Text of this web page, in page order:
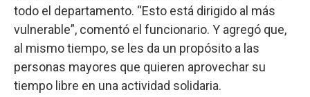
todo el departamento. “Esto está dirigido al más
vulnerable”, comentó el funcionario. Y agregó que,
al mismo tiempo, se les da un propósito a las
personas mayores que quieren aprovechar su
tiempo libre en una actividad solidaria.